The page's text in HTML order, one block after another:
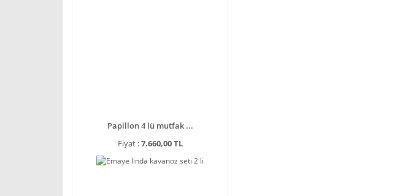
Papillon 4 lü mutfak ...
Fiyat :7.660,00 TL